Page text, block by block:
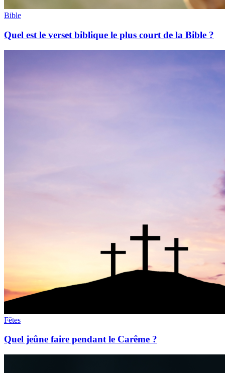
Bible
Quel est le verset biblique le plus court de la Bible ?
Fêtes
Quel jeûne faire pendant le Carême ?